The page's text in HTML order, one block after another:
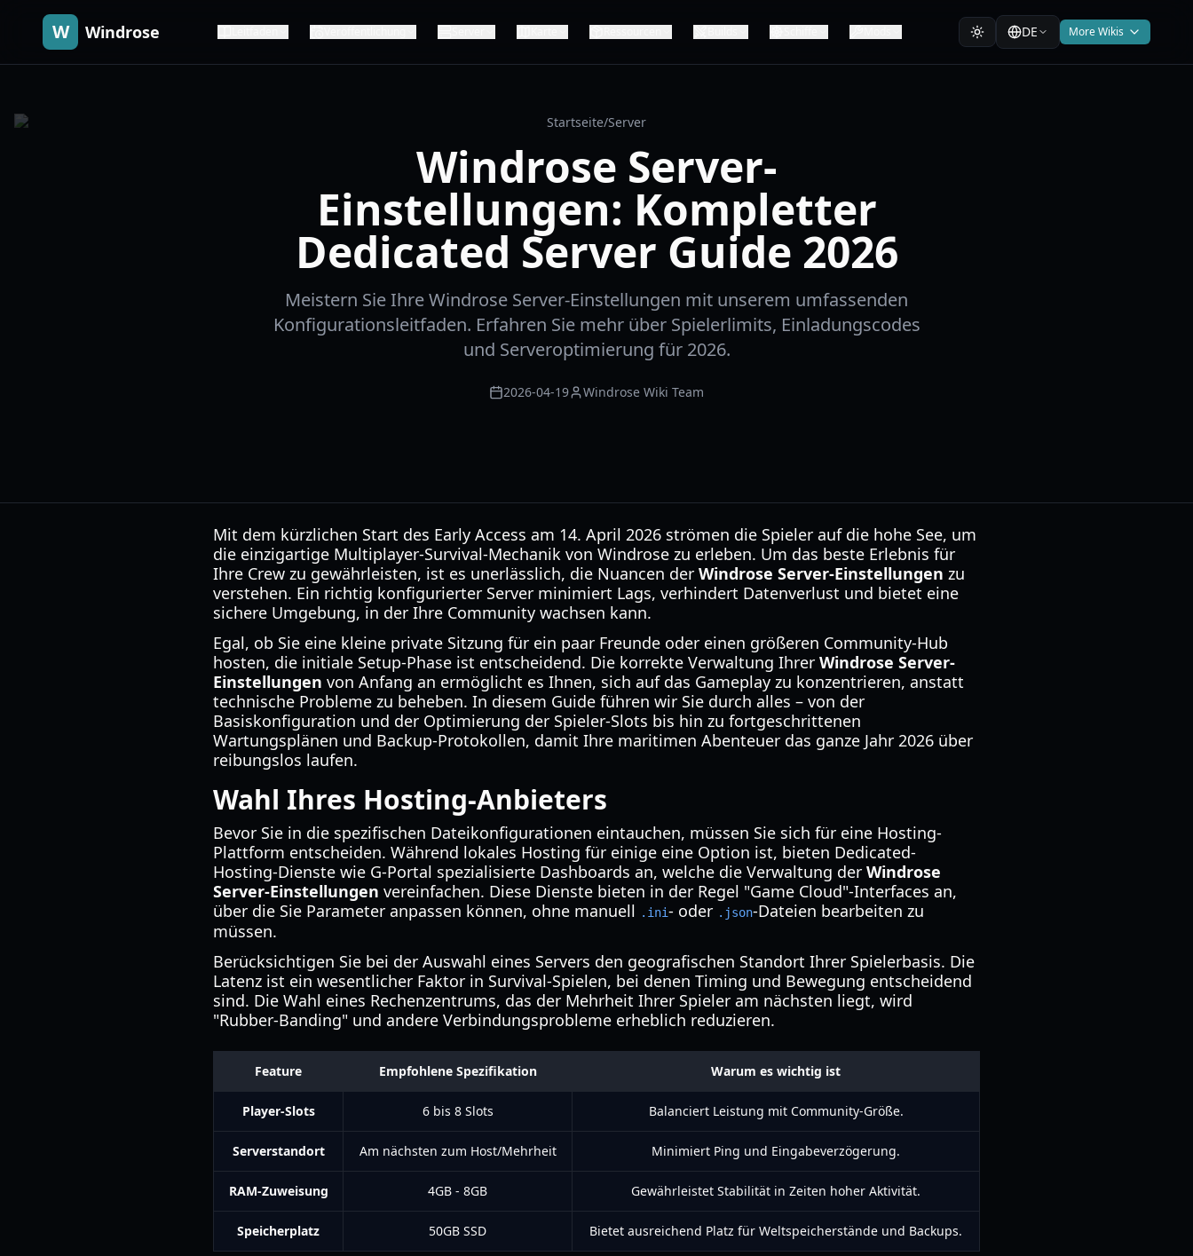
W Windrose DE More Wikis
Startseite/Server
Windrose Server-
Einstellungen: Kompletter
Dedicated Server Guide 2026
Meistern Sie Ihre Windrose Server-Einstellungen mit unserem umfassenden
Konfigurationsleitfaden. Erfahren Sie mehr über Spielerlimits, Einladungscodes
und Serveroptimierung für 2026.
2026-04-19 Windrose Wiki Team
Mit dem kürzlichen Start des Early Access am 14. April 2026 strömen die Spieler auf die hohe See, um
die einzigartige Multiplayer-Survival-Mechanik von Windrose zu erleben. Um das beste Erlebnis für
Ihre Crew zu gewährleisten, ist es unerlässlich, die Nuancen der Windrose Server-Einstellungen zu
verstehen. Ein richtig konfigurierter Server minimiert Lags, verhindert Datenverlust und bietet eine
sichere Umgebung, in der Ihre Community wachsen kann.
Egal, ob Sie eine kleine private Sitzung für ein paar Freunde oder einen größeren Community-Hub
hosten, die initiale Setup-Phase ist entscheidend. Die korrekte Verwaltung Ihrer Windrose Server-
Einstellungen von Anfang an ermöglicht es Ihnen, sich auf das Gameplay zu konzentrieren, anstatt
technische Probleme zu beheben. In diesem Guide führen wir Sie durch alles – von der
Basiskonfiguration und der Optimierung der Spieler-Slots bis hin zu fortgeschrittenen
Wartungsplänen und Backup-Protokollen, damit Ihre maritimen Abenteuer das ganze Jahr 2026 über
reibungslos laufen.
Wahl Ihres Hosting-Anbieters
Bevor Sie in die spezifischen Dateikonfigurationen eintauchen, müssen Sie sich für eine Hosting-
Plattform entscheiden. Während lokales Hosting für einige eine Option ist, bieten Dedicated-
Hosting-Dienste wie G-Portal spezialisierte Dashboards an, welche die Verwaltung der Windrose
Server-Einstellungen vereinfachen. Diese Dienste bieten in der Regel "Game Cloud"-Interfaces an,
über die Sie Parameter anpassen können, ohne manuell .ini- oder .json-Dateien bearbeiten zu
müssen.
Berücksichtigen Sie bei der Auswahl eines Servers den geografischen Standort Ihrer Spielerbasis. Die
Latenz ist ein wesentlicher Faktor in Survival-Spielen, bei denen Timing und Bewegung entscheidend
sind. Die Wahl eines Rechenzentrums, das der Mehrheit Ihrer Spieler am nächsten liegt, wird
"Rubber-Banding" und andere Verbindungsprobleme erheblich reduzieren.
Feature Empfohlene Spezifikation Warum es wichtig ist
Player-Slots 6 bis 8 Slots Balanciert Leistung mit Community-Größe.
Serverstandort Am nächsten zum Host/Mehrheit Minimiert Ping und Eingabeverzögerung.
RAM-Zuweisung 4GB - 8GB Gewährleistet Stabilität in Zeiten hoher Aktivität.
Speicherplatz 50GB SSD Bietet ausreichend Platz für Weltspeicherstände und Backups.